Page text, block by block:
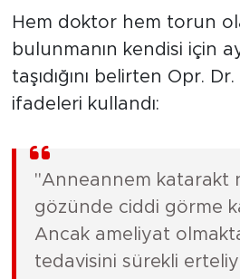
Hem doktor hem torun
bulunmanın kendisi için
taşıdığını belirten Opr.
ifadeleri kullandı:
"Anneannem katarakt
gözünde ciddi görme
Ancak ameliyat
tedavisini sürekli